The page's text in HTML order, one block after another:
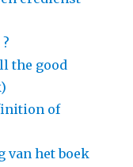
the good
of
van het boek